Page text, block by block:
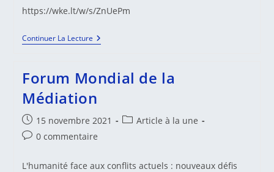
la
publication :
https://wke.lt/w/s/ZnUePm
Continuer La LectureActualités
Francophones
Médiation
–
N.
75
Forum Mondial de la
Médiation
Publication
publiée :
15 novembre 2021
PostArticle à la une
Commentaires
la
0 commentaire
L'humanité face aux conflits actuels : nouveaux défis